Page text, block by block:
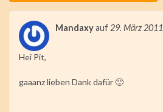
Mandaxyauf 29. März 2011
Hei Pit,
gaaanz lieben Dank dafür 🙂